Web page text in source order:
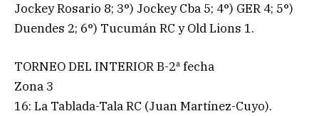
Jockey Rosario 8; 3°) Jockey Cba 5; 4°) GER 4; 5°)
Duendes 2; 6°) Tucumán RC y Old Lions 1.
TORNEO DEL INTERIOR B-2ª fecha
Zona 3
16: La Tablada-Tala RC (Juan Martínez-Cuyo).